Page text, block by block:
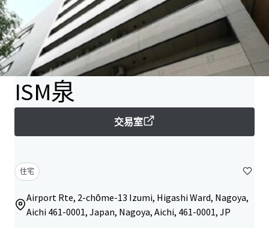
ISM泉
交易室
住宅
Airport Rte, 2-chōme-13 Izumi, Higashi Ward, Nagoya,
Aichi 461-0001, Japan, Nagoya, Aichi, 461-0001, JP